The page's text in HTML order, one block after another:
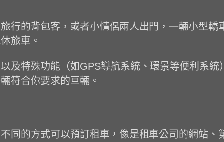
行的背包客，或者小情侶兩人出門，一輛小型轎
旅車。
及特殊功能（如GPS導航系統、環景等便利系統
符合你要求的車輛。
同的方式可以預訂租車，像是租車公司的網站、